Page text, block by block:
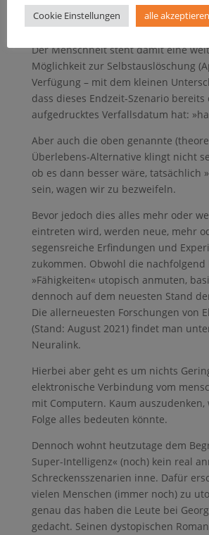
Entwicklung vollständiger Künstlicher
das Ende der Menschheit bedeuten.“
Der Menschheit steht damit eine
Möglichkeit zur Selbstauslöschung
Verfügung – mit dem kleinen
dass dieses Endzeit-Szenario bereits
aufgedrucktes Verfallsdatum hat:
Aber auch die oben genannte
Überlebens-Alternative klingt nicht
ob es dann besser wäre, tatsächlich
sein, wagen wir zu bezweifeln.
Bevor jedoch dies alles mehr oder
eintreten wird, werden neue, mehr
segensreiche Erfindungen und
zukommen. Obwohl die
»Fähigkeiten« utopisch anmuten,
dennoch auf dem neuesten Stand
Die allerneuesten Forschungen von
(Stand: August 2021) findet man
Neuralink.
Hierbei aber geht es um nichts
elektronische Verbindung vom
mit Computern. Kaum auszudenken,
Folge alles bedeuten könnte.
Dennoch wohnt heutzutage dem
Super-Intelligenz« (noch) kein real
Schreckensszenarien inne. Dafür
vielen Menschen (immer noch) zu
genau das haben die Leute bei
gedacht. Seinen dystopischen
Cookie Einstellungen alle akzeptieren